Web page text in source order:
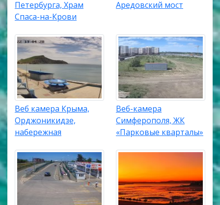
Петербурга, Храм
Спаса-на-Крови
Аредовский мост
Веб камера Крыма,
Орджоникидзе,
набережная
Веб-камера
Симферополя, ЖК
«Парковые кварталы»